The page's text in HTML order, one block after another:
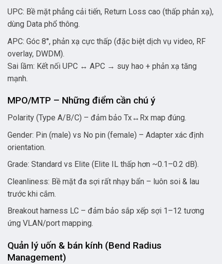
UPC: Bề mặt phẳng cải tiến, Return Loss cao (thấp phản xạ),
dùng Data phổ thông.
APC: Góc 8°, phản xạ cực thấp (đặc biệt dịch vụ video, RF
overlay, DWDM).
Sai lầm: Kết nối UPC ↔ APC → suy hao + phản xạ tăng
mạnh.
MPO/MTP – Những điểm cần chú ý
Polarity (Type A/B/C) – đảm bảo Tx↔Rx map đúng.
Gender: Pin (male) vs No pin (female) – Adapter xác định
orientation.
Grade: Standard vs Elite (Elite IL thấp hơn ~0.1–0.2 dB).
Cleanliness: Bề mặt đa sợi rất nhạy bẩn – luôn soi & lau
trước khi cắm.
Breakout harness LC – đảm bảo sắp xếp sợi 1–12 tương
ứng VLAN/port mapping.
Quản lý uốn & bán kính (Bend Radius
Management)